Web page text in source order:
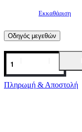
Εκκαθάριση
Οδηγός μεγεθών
Πληρωμή & Αποστολή